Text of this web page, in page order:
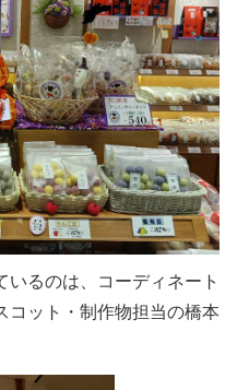
るのは、コーディネート
コット・制作物担当の橋本